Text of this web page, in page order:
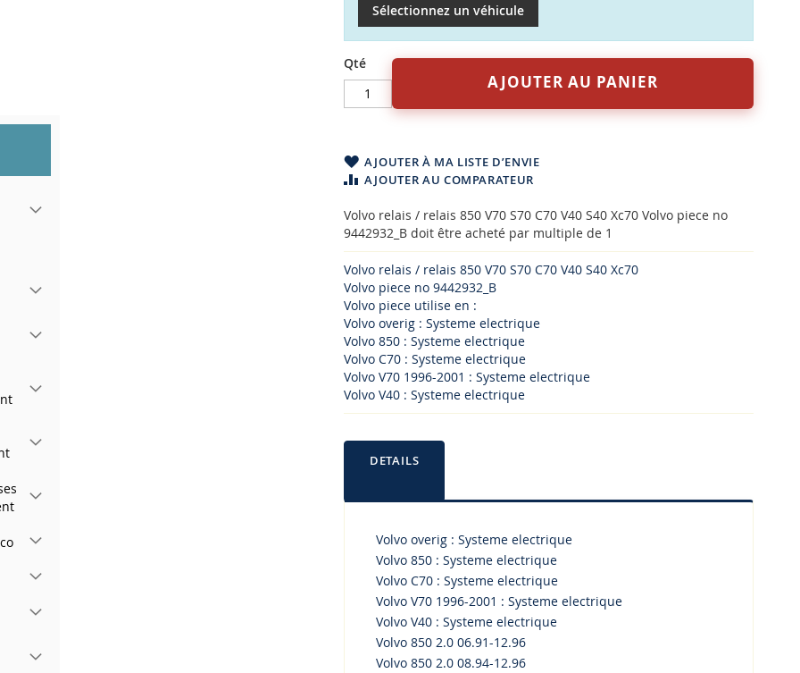
Sélectionnez un véhicule
Qté
AJOUTER AU PANIER
AJOUTER À MA LISTE D’ENVIE
AJOUTER AU COMPARATEUR
Volvo relais / relais 850 V70 S70 C70 V40 S40 Xc70 Volvo piece no
9442932_B doit être acheté par multiple de 1
Volvo relais / relais 850 V70 S70 C70 V40 S40 Xc70
Volvo piece no 9442932_B
Volvo piece utilise en :
Volvo overig : Systeme electrique
Volvo 850 : Systeme electrique
Volvo C70 : Systeme electrique
Volvo V70 1996-2001 : Systeme electrique
Volvo V40 : Systeme electrique
DETAILS
Volvo overig : Systeme electrique
Volvo 850 : Systeme electrique
Volvo C70 : Systeme electrique
Volvo V70 1996-2001 : Systeme electrique
Volvo V40 : Systeme electrique
Volvo 850 2.0 06.91-12.96
Volvo 850 2.0 08.94-12.96